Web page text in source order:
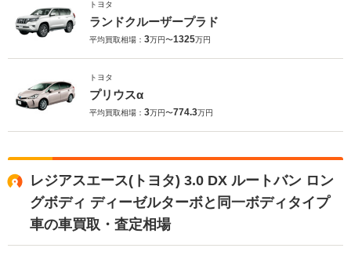
トヨタ
ランドクルーザープラド
平均買取相場： 3万円〜1325万円
トヨタ
プリウスα
平均買取相場： 3万円〜774.3万円
レジアスエース(トヨタ) 3.0 DX ルートバン ロン
グボディ ディーゼルターボと同一ボディタイプ
車の車買取・査定相場